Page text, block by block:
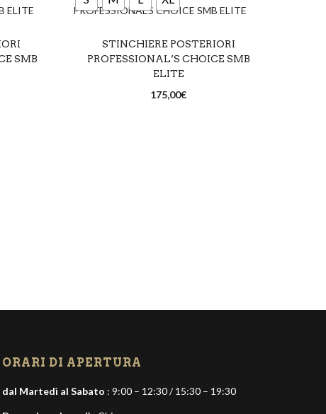
SMB
Blu royal
Cioccolato
Grigio
Lime
Marrone
STINCHIERE POSTERIORI
PROFESSIONAL’S CHOICE SMB
ELITE
175,00€
ORARI DI APERTURA
dal Martedì al Sabato : 9:00 – 12:30 / 15:30 – 19:30